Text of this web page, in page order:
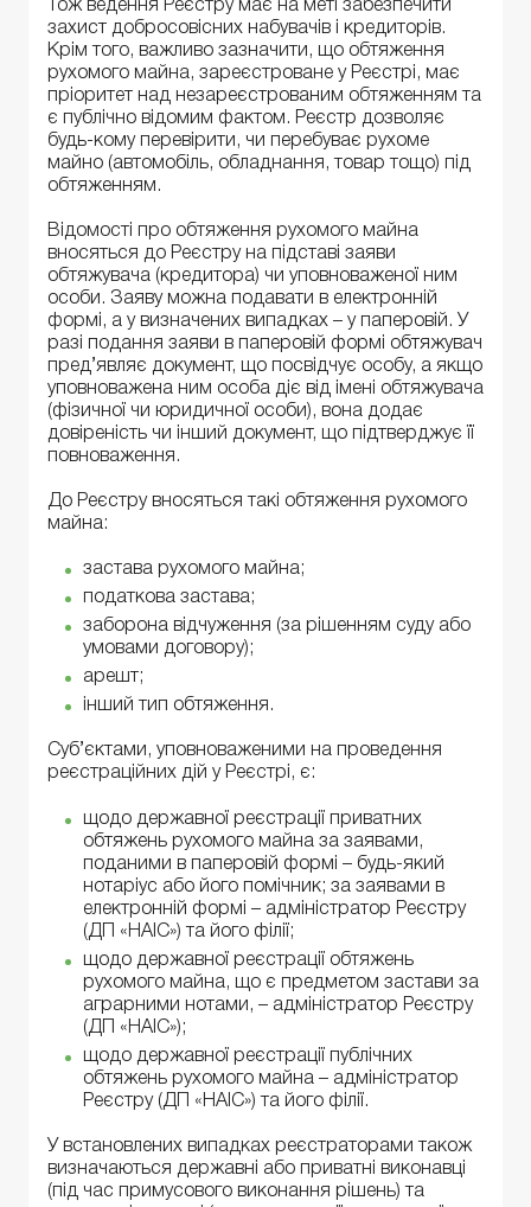
Тож ведення Реєстру має на меті забезпечити
захист добросовісних набувачів і кредиторів.
Крім того, важливо зазначити, що обтяження
рухомого майна, зареєстроване у Реєстрі, має
пріоритет над незареєстрованим обтяженням та
є публічно відомим фактом. Реєстр дозволяє
будь-кому перевірити, чи перебуває рухоме
майно (автомобіль, обладнання, товар тощо) під
обтяженням.
Відомості про обтяження рухомого майна
вносяться до Реєстру на підставі заяви
обтяжувача (кредитора) чи уповноваженої ним
особи. Заяву можна подавати в електронній
формі, а у визначених випадках – у паперовій. У
разі подання заяви в паперовій формі обтяжувач
пред’являє документ, що посвідчує особу, а якщо
уповноважена ним особа діє від імені обтяжувача
(фізичної чи юридичної особи), вона додає
довіреність чи інший документ, що підтверджує її
повноваження.
До Реєстру вносяться такі обтяження рухомого
майна:
застава рухомого майна;
податкова застава;
заборона відчуження (за рішенням суду або
умовами договору);
арешт;
інший тип обтяження.
Суб’єктами, уповноваженими на проведення
реєстраційних дій у Реєстрі, є:
щодо державної реєстрації приватних
обтяжень рухомого майна за заявами,
поданими в паперовій формі – будь-який
нотаріус або його помічник; за заявами в
електронній формі – адміністратор Реєстру
(ДП «НАІС») та його філії;
щодо державної реєстрації обтяжень
рухомого майна, що є предметом застави за
аграрними нотами, – адміністратор Реєстру
(ДП «НАІС»);
щодо державної реєстрації публічних
обтяжень рухомого майна – адміністратор
Реєстру (ДП «НАІС») та його філії.
У встановлених випадках реєстраторами також
визначаються державні або приватні виконавці
(під час примусового виконання рішень) та